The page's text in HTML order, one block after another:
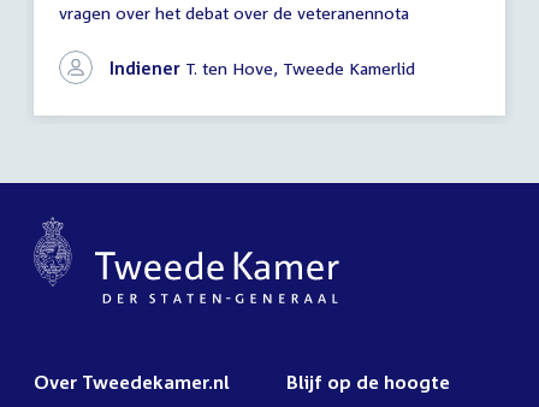
vragen over het debat over de veteranennota
Indiener T. ten Hove, Tweede Kamerlid
Over Tweedekamer.nl Blijf op de hoogte